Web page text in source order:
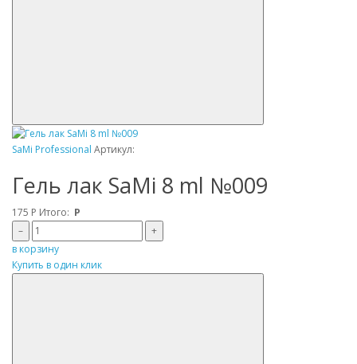
SaMi Professional Артикул:
Гель лак SaMi 8 ml №009
175 Р Итого: Р
–
+
в корзину
Купить в один клик